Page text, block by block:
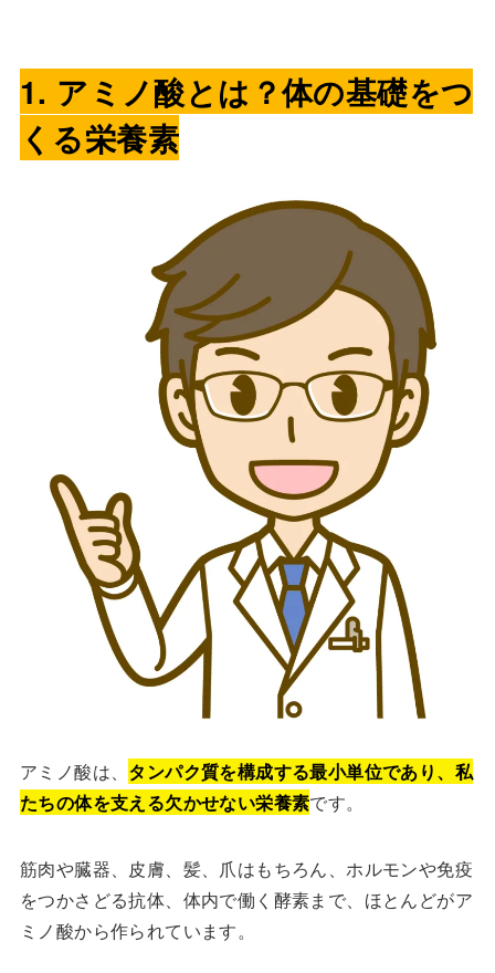
1. アミノ酸とは？体の基礎をつ
くる栄養素
アミノ酸は、 タンパク質を構成する最小単位であり、私
たちの体を支える欠かせない栄養素です。
筋肉や臓器、皮膚、髪、爪はもちろん、ホルモンや免疫
をつかさどる抗体、体内で働く酵素まで、ほとんどがア
ミノ酸から作られています。